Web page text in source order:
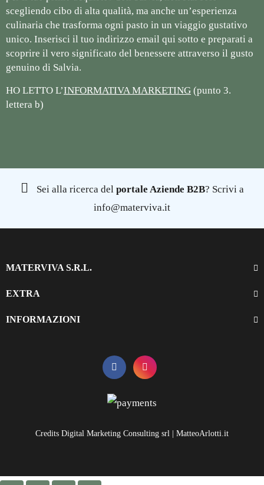
scegliendo cibo di alta qualità, ma anche un’esperienza
culinaria che trasforma ogni pasto in un viaggio gustativo
unico. Inserisci il tuo indirizzo email qui sotto e preparati a
scoprire il vero significato del benessere attraverso il gusto
genuino di Salvia.
HO LETTO L’INFORMATIVA MARKETING (punto 3.
lettera b)
Sei alla ricerca del portale Aziende B2B? Scrivi a
info@materviva.it
MATERVIVA S.R.L.
EXTRA
INFORMAZIONI
Credits Digital Marketing Consulting srl | MatteoArlotti.it